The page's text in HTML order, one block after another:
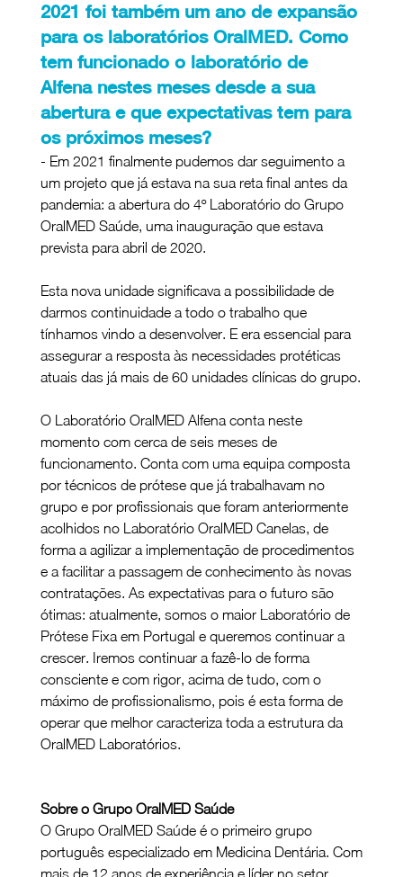
2021 foi também um ano de expansão
para os laboratórios OralMED. Como
tem funcionado o laboratório de
Alfena nestes meses desde a sua
abertura e que expectativas tem para
os próximos meses?
- Em 2021 finalmente pudemos dar seguimento a
um projeto que já estava na sua reta final antes da
pandemia: a abertura do 4º Laboratório do Grupo
OralMED Saúde, uma inauguração que estava
prevista para abril de 2020.
Esta nova unidade significava a possibilidade de
darmos continuidade a todo o trabalho que
tínhamos vindo a desenvolver. E era essencial para
assegurar a resposta às necessidades protéticas
atuais das já mais de 60 unidades clínicas do grupo.
O Laboratório OralMED Alfena conta neste
momento com cerca de seis meses de
funcionamento. Conta com uma equipa composta
por técnicos de prótese que já trabalhavam no
grupo e por profissionais que foram anteriormente
acolhidos no Laboratório OralMED Canelas, de
forma a agilizar a implementação de procedimentos
e a facilitar a passagem de conhecimento às novas
contratações. As expectativas para o futuro são
ótimas: atualmente, somos o maior Laboratório de
Prótese Fixa em Portugal e queremos continuar a
crescer. Iremos continuar a fazê-lo de forma
consciente e com rigor, acima de tudo, com o
máximo de profissionalismo, pois é esta forma de
operar que melhor caracteriza toda a estrutura da
OralMED Laboratórios.
Sobre o Grupo OralMED Saúde
O Grupo OralMED Saúde é o primeiro grupo
português especializado em Medicina Dentária. Com
mais de 12 anos de experiência e líder no setor,